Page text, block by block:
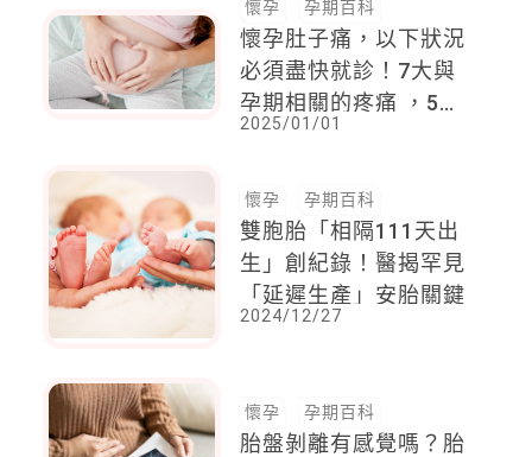
懷孕 孕期百科
懷孕肚子痛，以下狀況
必須盡快就診！7大與
孕期相關的疼痛 ，5個
需要緊急處理的腹痛
2025/01/01
懷孕 孕期百科
雙胞胎「相隔111天出
生」創紀錄！醫揭罕見
「延遲生產」安胎關鍵
2024/12/27
懷孕 孕期百科
胎盤剝離有感覺嗎？胎